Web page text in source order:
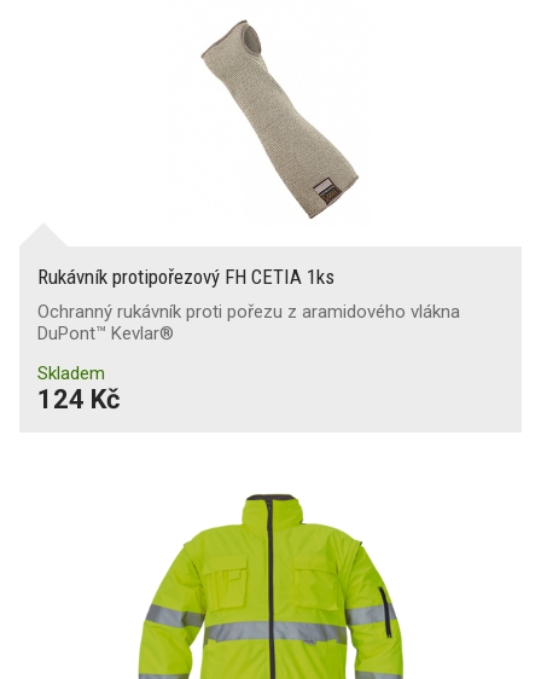
Rukávník protipořezový FH CETIA 1ks
Ochranný rukávník proti pořezu z aramidového vlákna
DuPont™ Kevlar®
Skladem
124 Kč